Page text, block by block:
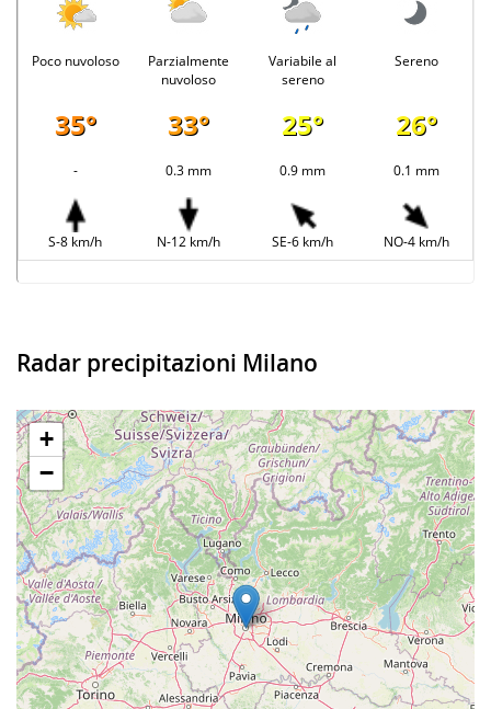
Poco nuvoloso
Parzialmente
nuvoloso
Variabile al
sereno
Sereno
35° 33° 25° 26°
- 0.3 mm 0.9 mm 0.1 mm
S-8 km/h N-12 km/h SE-6 km/h NO-4 km/h
Radar precipitazioni Milano